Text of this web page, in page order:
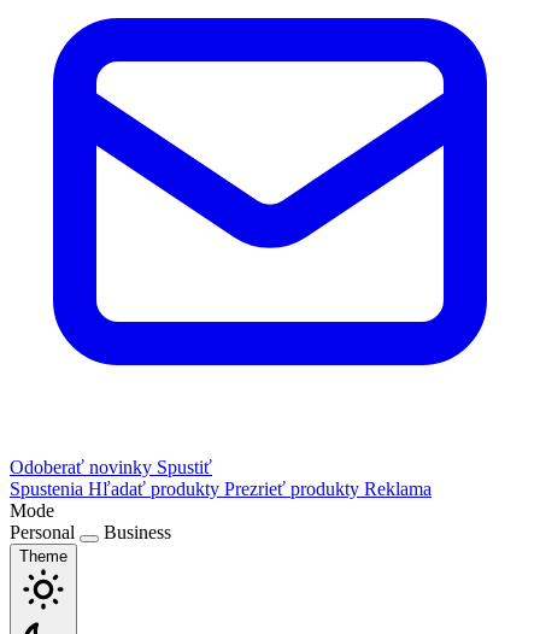
Odoberať novinky Spustiť
Spustenia Hľadať produkty Prezrieť produkty Reklama
Mode
Personal
Business
Theme